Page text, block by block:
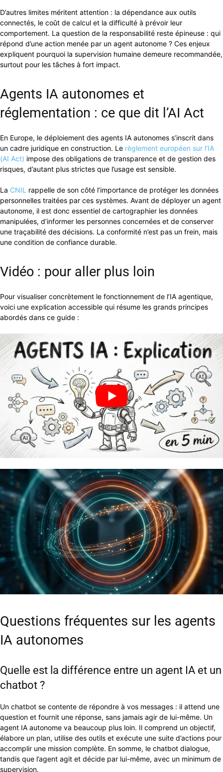
D’autres limites méritent attention : la dépendance aux outils
connectés, le coût de calcul et la difficulté à prévoir leur
comportement. La question de la responsabilité reste épineuse : qui
répond d’une action menée par un agent autonome ? Ces enjeux
expliquent pourquoi la supervision humaine demeure recommandée,
surtout pour les tâches à fort impact.
Agents IA autonomes et
réglementation : ce que dit l’AI Act
En Europe, le déploiement des agents IA autonomes s’inscrit dans
un cadre juridique en construction. Le règlement européen sur l’IA
(AI Act) impose des obligations de transparence et de gestion des
risques, d’autant plus strictes que l’usage est sensible.
La CNIL rappelle de son côté l’importance de protéger les données
personnelles traitées par ces systèmes. Avant de déployer un agent
autonome, il est donc essentiel de cartographier les données
manipulées, d’informer les personnes concernées et de conserver
une traçabilité des décisions. La conformité n’est pas un frein, mais
une condition de confiance durable.
Vidéo : pour aller plus loin
Pour visualiser concrètement le fonctionnement de l’IA agentique,
voici une explication accessible qui résume les grands principes
abordés dans ce guide :
Questions fréquentes sur les agents
IA autonomes
Quelle est la différence entre un agent IA et un
chatbot ?
Un chatbot se contente de répondre à vos messages : il attend une
question et fournit une réponse, sans jamais agir de lui-même. Un
agent IA autonome va beaucoup plus loin. Il comprend un objectif,
élabore un plan, utilise des outils et exécute une suite d’actions pour
accomplir une mission complète. En somme, le chatbot dialogue,
tandis que l’agent agit et décide par lui-même, avec un minimum de
supervision.